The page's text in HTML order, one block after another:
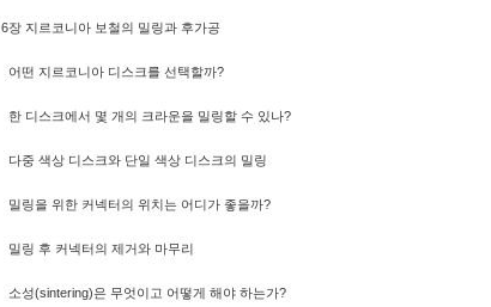
6장 지르코니아 보철의 밀링과 후가공
어떤 지르코니아 디스크를 선택할까?
한 디스크에서 몇 개의 크라운을 밀링할 수 있나?
다중 색상 디스크와 단일 색상 디스크의 밀링
밀링을 위한 커넥터의 위치는 어디가 좋을까?
밀링 후 커넥터의 제거와 마무리
소성(sintering)은 무엇이고 어떻게 해야 하는가?